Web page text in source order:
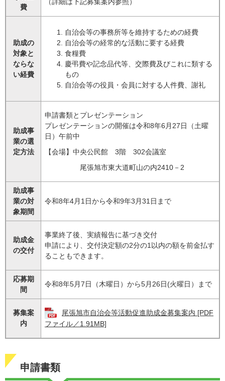
費
助成の
対象と
ならな
い経費
自治会等の事務所等を維持するための経費
自治会等の経常的な活動に要する経費
食糧費
慶弔費や記念品代等、交際費及びこれに類する
もの
自治会等の役員・会員に対する人件費、謝礼
助成事
業の選
定方法
申請書類とプレゼンテーション
プレゼンテーションの開催は令和8年6月27日（土曜
日）午前中
【会場】中央公民館 3階 302会議室
尾張旭市東大道町山の内2410－2
助成事
業の対
象期間
令和8年4月1日から令和9年3月31日まで
助成金
の交付
事業終了後、実績報告に基づき交付
申請により、交付決定額の2分の1以内の額を前金払す
ることもできます。
応募期
間
令和8年5月7日（木曜日）から5月26日(火曜日）まで
募集案
内
尾張旭市自治会等活動促進助成金募集案内 [PDF
ファイル／1.91MB]
申請書類